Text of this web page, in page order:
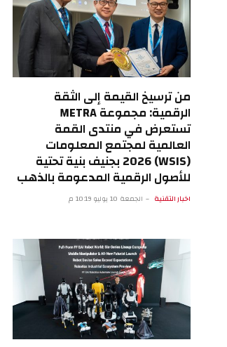
من ترسيخ القيمة إلى الثقة
الرقمية: مجموعة METRA
تستعرض في منتدى القمة
العالمية لمجتمع المعلومات
(WSIS) 2026 بجنيف بنية تحتية
للأصول الرقمية المدعومة بالذهب
اخبار التقنية الجمعة 10 يوليو 10:19 م